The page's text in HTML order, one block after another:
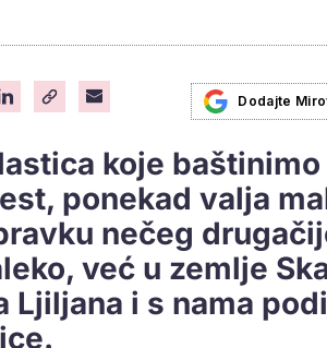
Dodajte
koje baštinimo
ponekad valja
nečeg
već u zemlje
Ljiljana i s nama